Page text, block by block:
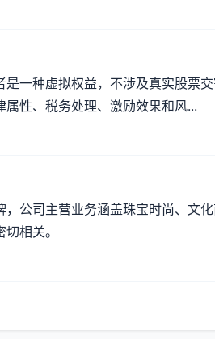
一种虚拟权益，不涉及真实股票
性、税务处理、激励效果和风...
公司主营业务涵盖珠宝时尚、文
相关。